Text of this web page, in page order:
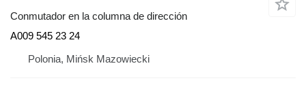
Conmutador en la columna de dirección
A009 545 23 24
Polonia, Mińsk Mazowiecki